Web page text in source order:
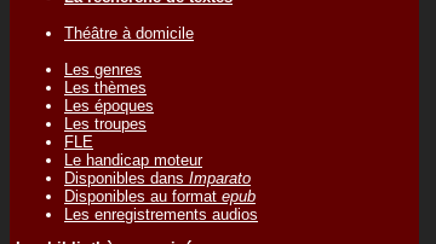
Théâtre à domicile
Les genres
Les thèmes
Les époques
Les troupes
FLE
Le handicap moteur
Disponibles dans Imparato
Disponibles au format epub
Les enregistrements audios